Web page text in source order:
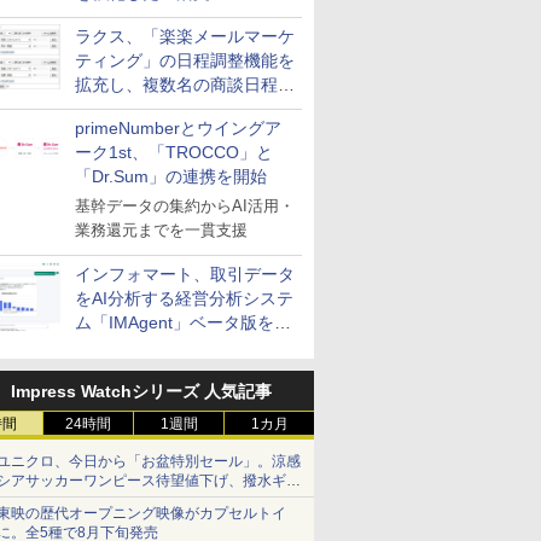
送信防止アドインサービス」
を提供
ラクス、「楽楽メールマーケ
ティング」の日程調整機能を
拡充し、複数名の商談日程調
整を効率化
primeNumberとウイングア
ーク1st、「TROCCO」と
「Dr.Sum」の連携を開始
基幹データの集約からAI活用・
業務還元までを一貫支援
インフォマート、取引データ
をAI分析する経営分析システ
ム「IMAgent」ベータ版を提
Impress Watchシリーズ 人気記事
24時間 1週間 1カ月
ニクロ、今日から「お盆特別セール」。涼感
アサッカーワンピース待望値下げ、撥水ギア
ョーツは1990円に
映の歴代オープニング映像がカプセルトイ
。全5種で8月下旬発売